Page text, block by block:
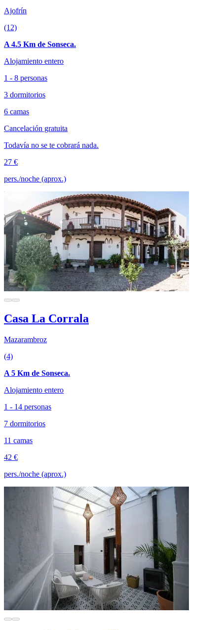
Ajofrín
(12)
A 4.5 Km de Sonseca.
Alojamiento entero
1 - 8 personas
3 dormitorios
6 camas
Cancelación gratuita
Todavía no se te cobrará nada.
27 €
pers./noche (aprox.)
Casa La Corrala
Mazarambroz
(4)
A 5 Km de Sonseca.
Alojamiento entero
1 - 14 personas
7 dormitorios
11 camas
42 €
pers./noche (aprox.)